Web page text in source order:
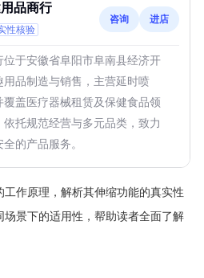
品商行
性核验
咨询 进店
于安徽省阜阳市阜南县经济开
品制造与销售，主营延时喷
盖医疗器械租赁及保健食品领
托规范经营与多元品类，致力
的产品服务。
工作原理，解析其伸缩功能的真实性
景下的适用性，帮助读者全面了解